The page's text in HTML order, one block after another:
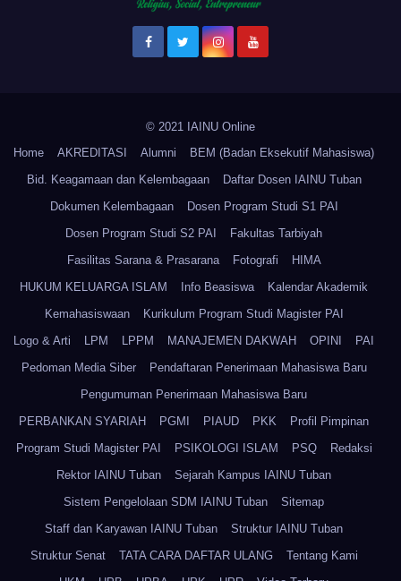
© 2021 IAINU Online
Home
AKREDITASI Alumni
BEM (Badan Eksekutif Mahasiswa)
Bid. Keagamaan dan Kelembagaan
Daftar Dosen IAINU Tuban
Dokumen Kelembagaan
Dosen Program Studi S1 PAI
Dosen Program Studi S2 PAI
Fakultas Tarbiyah
Fasilitas Sarana & Prasarana
Fotografi
HIMA
HUKUM KELUARGA ISLAM
Info Beasiswa
Kalendar Akademik
Kemahasiswaan
Kurikulum Program Studi Magister PAI
Logo & Arti
LPM LPPM MANAJEMEN DAKWAH OPINI
PAI
Pedoman Media Siber
Pendaftaran Penerimaan Mahasiswa Baru
Pengumuman Penerimaan Mahasiswa Baru
PERBANKAN SYARIAH
PGMI PIAUD PKK
Profil Pimpinan
Program Studi Magister PAI
PSIKOLOGI ISLAM PSQ
Redaksi
Rektor IAINU Tuban
Sejarah Kampus IAINU Tuban
Sistem Pengelolaan SDM IAINU Tuban
Sitemap
Staff dan Karyawan IAINU Tuban
Struktur IAINU Tuban
Struktur Senat
TATA CARA DAFTAR ULANG
Tentang Kami